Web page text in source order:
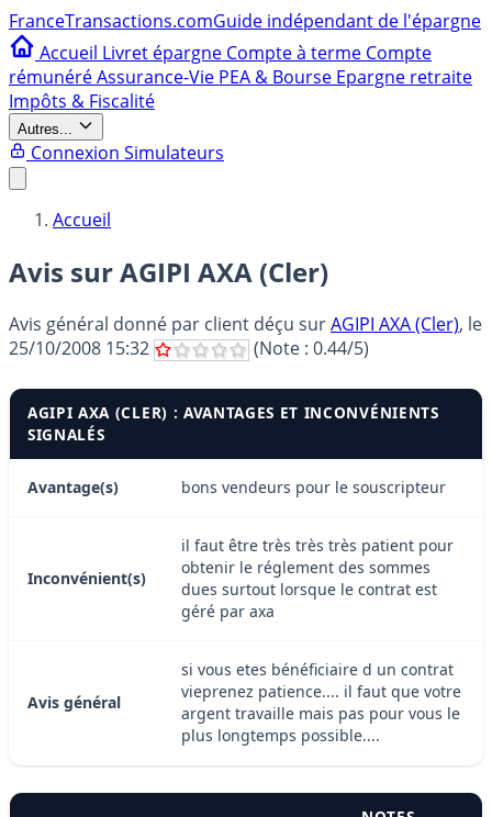
FranceTransactions.comGuide indépendant de l'épargne
Accueil Livret épargne Compte à terme Compte
rémunéréAssurance-Vie PEA & Bourse Epargne retraite
Impôts & Fiscalité
Autres...
Connexion Simulateurs
Accueil
Avis sur AGIPI AXA (Cler)
Avis général donné par client déçu surAGIPI AXA (Cler), le
25/10/2008 15:32
(Note : 0.44/5)
AGIPI AXA (CLER) : AVANTAGES ET INCONVÉNIENTS
SIGNALÉS
Avantage(s) bons vendeurs pour le souscripteur
Inconvénient(s)
il faut être très très très patient pour
obtenir le réglement des sommes
dues surtout lorsque le contrat est
géré par axa
Avis général
si vous etes bénéficiaire d un contrat
vieprenez patience.... il faut que votre
argent travaille mais pas pour vous le
plus longtemps possible....